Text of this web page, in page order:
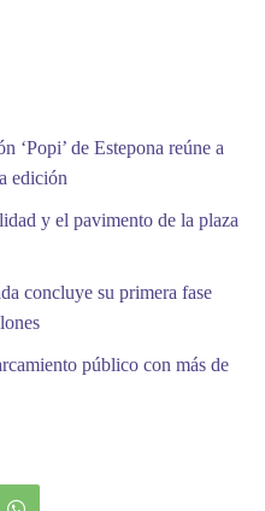
‘Popi’ de Estepona reúne a
edición
y el pavimento de la plaza
concluye su primera fase
público con más de